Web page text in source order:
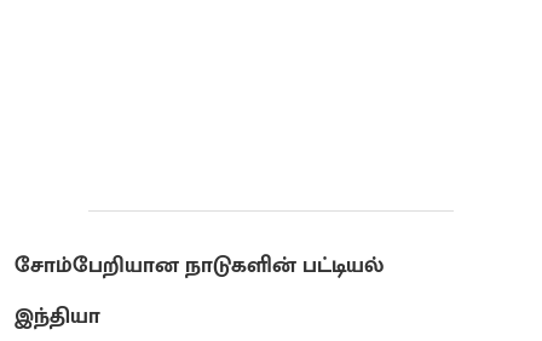
சோம்பேறியான நாடுகளின் பட்டியல்
இந்தியா